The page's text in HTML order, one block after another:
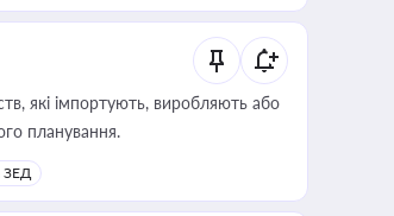
які імпортують, виробляють або
планування.
ЗЕД